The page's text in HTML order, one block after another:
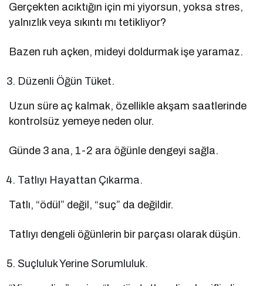
Gerçekten acıktığın için mi yiyorsun, yoksa stres,
yalnızlık veya sıkıntı mı tetikliyor?
Bazen ruh açken, mideyi doldurmak işe yaramaz.
Düzenli Öğün Tüket.
Uzun süre aç kalmak, özellikle akşam saatlerinde
kontrolsüz yemeye neden olur.
Günde 3 ana, 1-2 ara öğünle dengeyi sağla.
Tatlıyı Hayattan Çıkarma.
Tatlı, “ödül” değil, “suç” da değildir.
Tatlıyı dengeli öğünlerin bir parçası olarak düşün.
Suçluluk Yerine Sorumluluk.